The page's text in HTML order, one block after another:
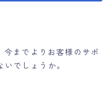
までよりお客様のサポ
でしょうか。